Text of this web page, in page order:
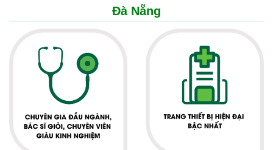
Đà Nẵng